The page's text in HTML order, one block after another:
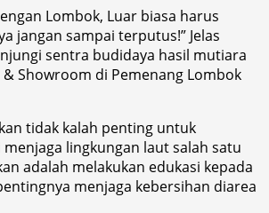
Lombok, Luar biasa harus
jangan sampai terputus!” Jelas
sentra budidaya hasil mutiara
Showroom di Pemenang Lombok
tidak kalah penting untuk
lingkungan laut salah satu
adalah melakukan edukasi kepada
menjaga kebersihan diarea